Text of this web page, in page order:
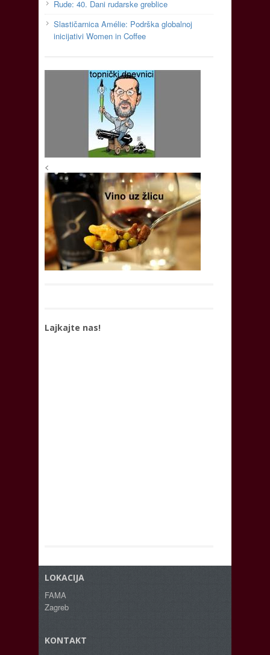
Rude: 40. Dani rudarske greblice
Slastičarnica Amélie: Podrška globalnoj
inicijativi Women in Coffee
<
Lajkajte nas!
LOKACIJA
FAMA
Zagreb
KONTAKT